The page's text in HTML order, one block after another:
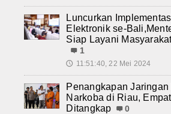
Luncurkan
Elektronik se-
Siap Layani
1
🕔 11:51:40, 22 Mei 2024
Penangkapan Jaringan
Narkoba di Riau,
Ditangkap
0